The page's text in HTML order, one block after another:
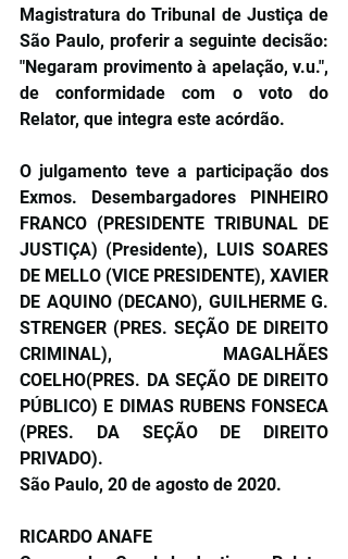
Magistratura do Tribunal de Justiça de
São Paulo, proferir a seguinte decisão:
"Negaram provimento à apelação, v.u.",
de conformidade com o voto do
Relator, que integra este acórdão.
O julgamento teve a participação dos
Exmos. Desembargadores PINHEIRO
FRANCO (PRESIDENTE TRIBUNAL DE
JUSTIÇA) (Presidente), LUIS SOARES
DE MELLO (VICE PRESIDENTE), XAVIER
DE AQUINO (DECANO), GUILHERME G.
STRENGER (PRES. SEÇÃO DE DIREITO
CRIMINAL), MAGALHÃES
COELHO(PRES. DA SEÇÃO DE DIREITO
PÚBLICO) E DIMAS RUBENS FONSECA
(PRES. DA SEÇÃO DE DIREITO
PRIVADO).
São Paulo, 20 de agosto de 2020.
RICARDO ANAFE